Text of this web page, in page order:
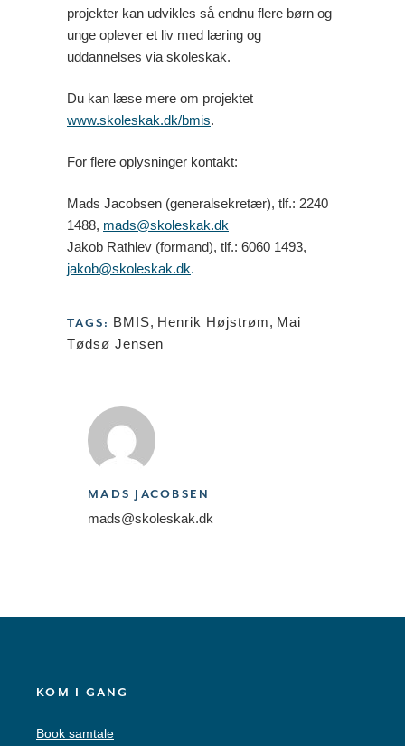
projekter kan udvikles så endnu flere børn og
unge oplever et liv med læring og
uddannelses via skoleskak.
Du kan læse mere om projektet
www.skoleskak.dk/bmis.
For flere oplysninger kontakt:
Mads Jacobsen (generalsekretær), tlf.: 2240
1488, mads@skoleskak.dk
Jakob Rathlev (formand), tlf.: 6060 1493,
jakob@skoleskak.dk.
TAGS: BMIS, Henrik Højstrøm, Mai
Tødsø Jensen
MADS JACOBSEN
mads@skoleskak.dk
KOM I GANG
Book samtale